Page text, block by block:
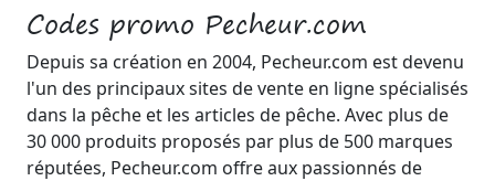
Codes promo Pecheur.com
Depuis sa création en 2004, Pecheur.com est devenu
l'un des principaux sites de vente en ligne spécialisés
dans la pêche et les articles de pêche. Avec plus de
30 000 produits proposés par plus de 500 marques
réputées, Pecheur.com offre aux passionnés de